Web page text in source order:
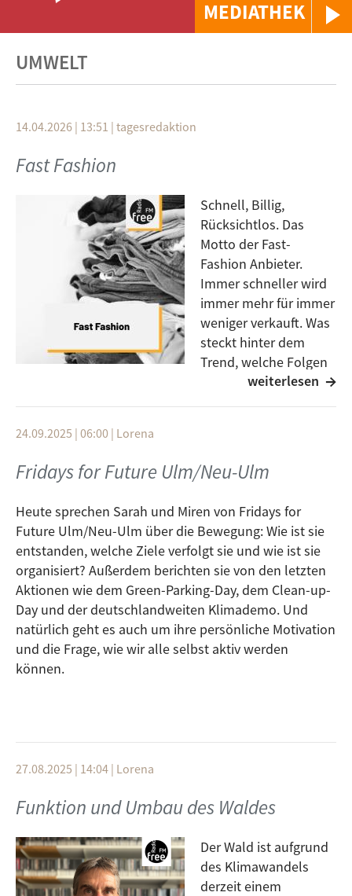
MEDIATHEK
UMWELT
14.04.2026 | 13:51 | tagesredaktion
Fast Fashion
Schnell, Billig,
Rücksichtlos. Das
Motto der Fast-
Fashion Anbieter.
Immer schneller wird
immer mehr für immer
weniger verkauft. Was
steckt hinter dem
Trend, welche Folgen
hat das für Mensch
gerne rein. Falls ihr die Sendung verpasst habt gibt es
sie wie immer auch in der
Mediathek zum Nachhören.
weiterlesen
24.09.2025 | 06:00 | Lorena
Fridays for Future Ulm/Neu-Ulm
Heute sprechen Sarah und Miren von Fridays for
Future Ulm/Neu-Ulm über die Bewegung: Wie ist sie
entstanden, welche Ziele verfolgt sie und wie ist sie
organisiert? Außerdem berichten sie von den letzten
Aktionen wie dem Green-Parking-Day, dem Clean-up-
Day und der deutschlandweiten Klimademo. Und
natürlich geht es auch um ihre persönliche Motivation
und die Frage, wie wir alle selbst aktiv werden
können.
27.08.2025 | 14:04 | Lorena
Funktion und Umbau des Waldes
Der Wald ist aufgrund
des Klimawandels
derzeit einem